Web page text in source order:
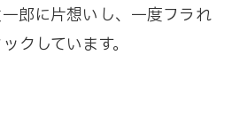
郎に片想いし、一度フラれ
クしています。